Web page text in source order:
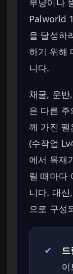
부냥이나
Palworld
을 달성하
하기 위해
니다.
채굴, 운
은 다른
께 가진 팰
(수작업
에서 목재
릴 때마다
니다. 대
으로 구성
✔